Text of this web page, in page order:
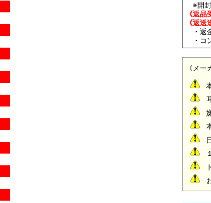
※開封
《返品
《返送
・返
・コ
《メ